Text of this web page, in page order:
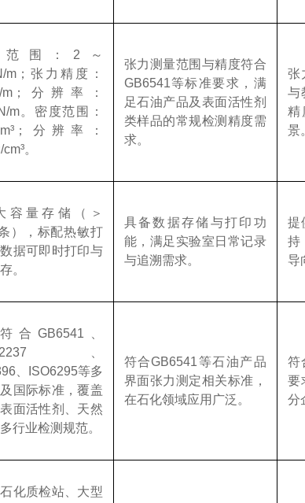
范围： 2 ～
m；张力精度：
；分辨率：
m。密度范围：
；分辨率：
。
张力测量范围与精度符合
GB6541等标准要求，满
足石油产品及表面活性剂
类样品的常规检测精度需
求。
张
与
精
景。
容量存储（＞
），标配热敏打
据可即时打印与
。
具备数据存储与打印功
能，满足实验室日常记录
与追溯需求。
提
持
导
合 GB6541
ISO6295等多
国际标准，覆盖
面活性剂、天然
行业检测规范。
符合GB6541 等石油产品
界面张力测定相关标准，
在石化领域应用广泛。
符
要
分
化质检站、大型